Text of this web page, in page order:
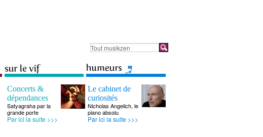
Concerts &
dépendances
Satyagraha par la
grande porte
Par ici la suite >>>
Le cabinet de
curiosités
Nicholas Angelich, le
piano absolu
Par ici la suite >>>